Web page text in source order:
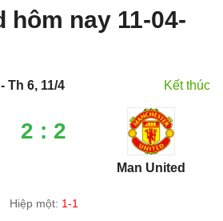
hôm nay 11-04-
Th 6, 11/4 Kết thúc
2 : 2
Man United
Hiệp một: 1-1